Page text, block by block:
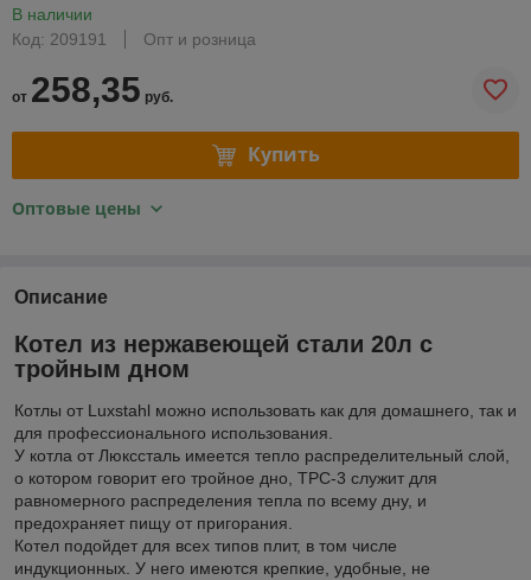
В наличии
Код: 209191
Опт и розница
от 258,35 руб.
Купить
Оптовые цены
Описание
Котел из нержавеющей стали 20л с
тройным дном
Котлы от Luxstahl можно использовать как для домашнего, так и
для профессионального использования.
У котла от Люкссталь имеется тепло распределительный слой,
о котором говорит его тройное дно, ТРС-3 служит для
равномерного распределения тепла по всему дну, и
предохраняет пищу от пригорания.
Котел подойдет для всех типов плит, в том числе
индукционных. У него имеются крепкие, удобные, не